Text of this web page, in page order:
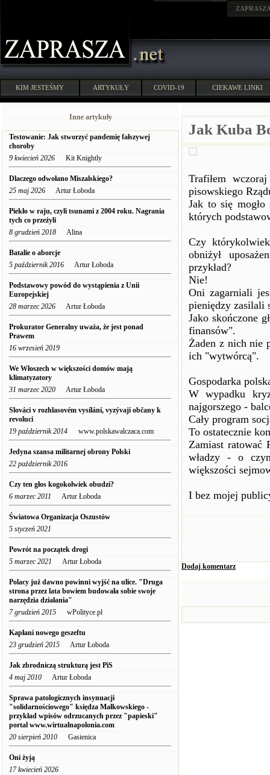
KIM JESTEŚMY ARTYKUŁY COVID-19 CIEKAWE LINKI
Inne artykuły
Testowanie: Jak stworzyć pandemię fałszywej
choroby
9 kwiecień 2026 Kit Knightly
Dlaczego odwołano Miszalskiego?
25 maj 2026 Artur Łoboda
Piekło w raju, czyli tsunami z 2004 roku. Nagrania
tych co przeżyli
8 grudzień 2018 Alina
Batalie o aborcje
5 październik 2016 Artur Łoboda
Podstawowy powód do wystąpienia z Unii
Europejskiej
28 marzec 2026 Artur Łoboda
Prokurator Generalny uważa, że jest ponad
Prawem
16 wrzesień 2019
We Włoszech w większości domów mają
klimatyzatory
31 marzec 2020 Artur Łoboda
Slováci v rozhlasovém vysílání, vyzývají občany k
revoluci
19 październik 2014 www.polskawalczaca.com
Jedyna szansa militarnej obrony Polski
22 październik 2016
Czy ten głos kogokolwiek obudzi?
6 marzec 2011 Artur Łoboda
Światowa Organizacja Oszustów
5 styczeń 2021
Powrót na początek drogi
5 marzec 2021 Artur Łoboda
Polacy już dawno powinni wyjść na ulice. "Druga
strona przez lata bowiem budowała sobie swoje
narzędzia działania"
7 grudzień 2015 wPolityce.pl
Kapłani nowego geszeftu
23 grudzień 2015 Artur Łoboda
Jak zbrodniczą strukturą jest PiS
4 maj 2010 Artur Łoboda
Sprawa patologicznych insynuacji
"solidarnościowego" księdza Małkowskiego -
przykład wpisów odrzucanych przez "papieski"
portal www.wirtualnapolonia.com
20 sierpień 2010 Gasienica
Oni żyją
17 kwiecień 2026
Jak Kuba
Trafiłem
pisowskiego
Jak to się
których
Czy
obniżył
przykład?
Nie!
Oni zagarniali
pieniędzy zasilali
Jako skończone
finansów".
Żaden z nich nie
ich "wytwórcą".
Gospodarka
W wypadku
najgorszego -
Cały program
To ostatecznie
Zamiast ratować
władzy - o
większości
I bez mojej
Dodaj komentarz